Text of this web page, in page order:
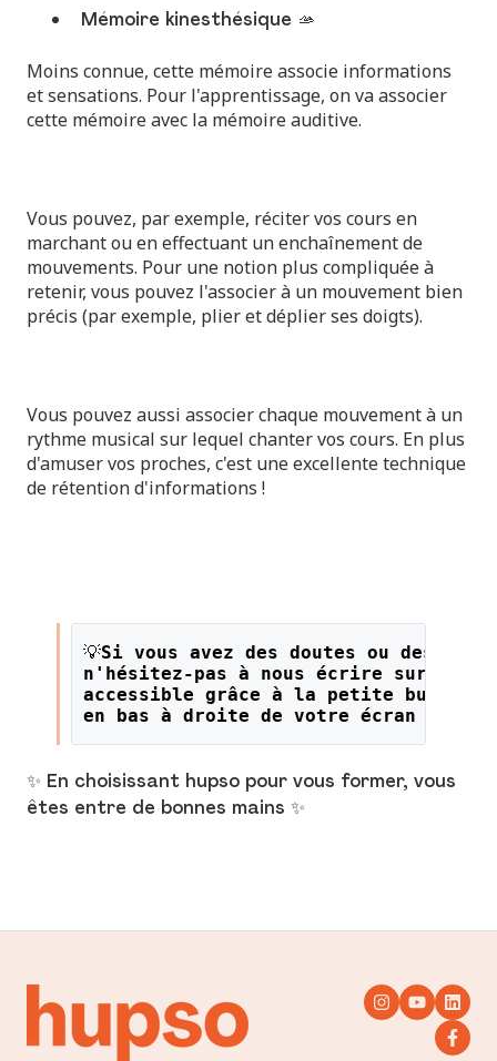
Mémoire kinesthésique 🫴
Moins connue, cette mémoire associe informations
et sensations. Pour l'apprentissage, on va associer
cette mémoire avec la mémoire auditive.
Vous pouvez, par exemple, réciter vos cours en
marchant ou en effectuant un enchaînement de
mouvements. Pour une notion plus compliquée à
retenir, vous pouvez l'associer à un mouvement bien
précis (par exemple, plier et déplier ses doigts).
Vous pouvez aussi associer chaque mouvement à un
rythme musical sur lequel chanter vos cours. En plus
d'amuser vos proches, c'est une excellente technique
de rétention d'informations !
💡Si vous avez des doutes ou des
n'hésitez-pas à nous écrire sur le
accessible grâce à la petite bulle
en bas à droite de votre écran !
✨ En choisissant hupso pour vous former, vous
êtes entre de bonnes mains ✨